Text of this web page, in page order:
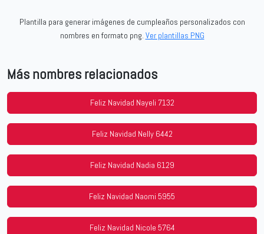
Plantilla para generar imágenes de cumpleaños personalizados con
nombres en formato png. Ver plantillas PNG
Más nombres relacionados
Feliz Navidad Nayeli 7132
Feliz Navidad Nelly 6442
Feliz Navidad Nadia 6129
Feliz Navidad Naomi 5955
Feliz Navidad Nicole 5764